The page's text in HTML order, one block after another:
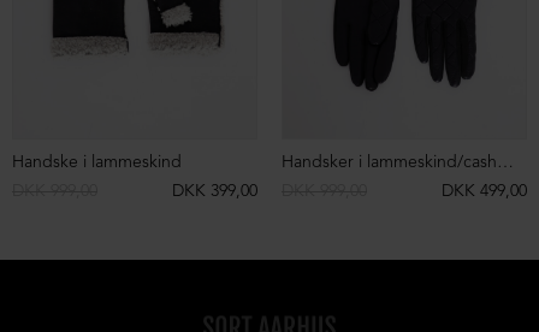
Handske i lammeskind
DKK 399,00
Handsker i lammeskind/cashmere
DKK 499,00